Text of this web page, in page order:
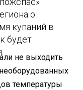
о
купаний в
будет
не выходить
температуры